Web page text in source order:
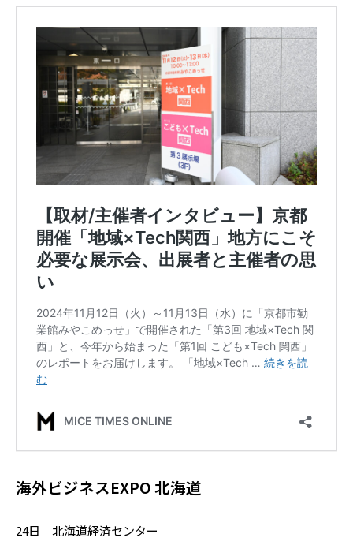
海外ビジネスEXPO 北海道
24日 北海道経済センター